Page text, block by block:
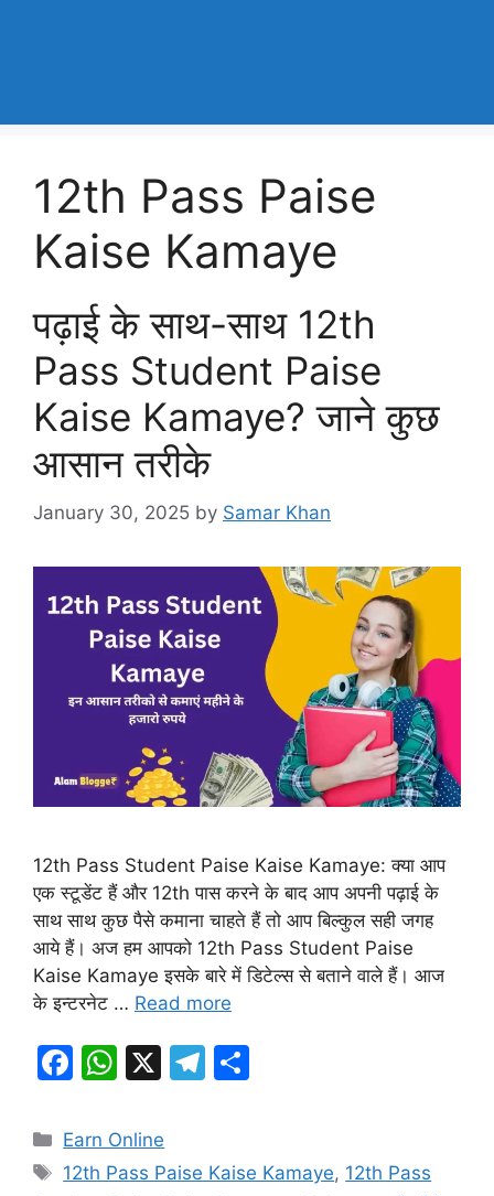
12th Pass Paise
Kaise Kamaye
पढ़ाई के साथ-साथ 12th
Pass Student Paise
Kaise Kamaye? जाने कुछ
आसान तरीके
January 30, 2025 by Samar Khan
12th Pass Student Paise Kaise Kamaye: क्या आप
एक स्टूडेंट हैं और 12th पास करने के बाद आप अपनी पढ़ाई के
साथ साथ कुछ पैसे कमाना चाहते हैं तो आप बिल्कुल सही जगह
आये हैं। अज हम आपको 12th Pass Student Paise
Kaise Kamaye इसके बारे में डिटेल्स से बताने वाले हैं। आज
के इन्टरनेट … Read more
F
c
e
W
at
s
X
T
gr e
Categories
Earn Online
Tags
12th Pass Paise Kaise Kamaye, 12th Pass